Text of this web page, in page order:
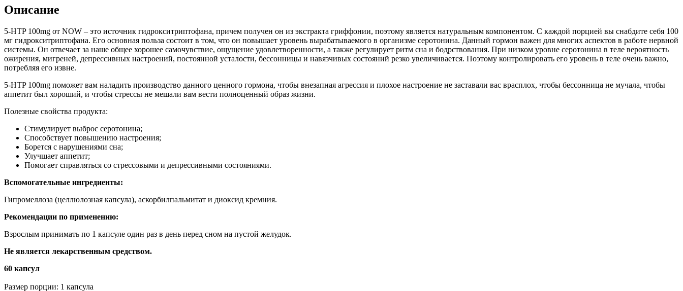
Описание
5-HTP 100mg от NOW – это источник гидрокситриптофана, причем получен он из экстракта гриффонии, поэтому является натуральным компонентом. С каждой порцией вы снабдите себя 100
мг гидрокситриптофана. Его основная польза состоит в том, что он повышает уровень вырабатываемого в организме серотонина. Данный гормон важен для многих аспектов в работе нервной
системы. Он отвечает за наше общее хорошее самочувствие, ощущение удовлетворенности, а также регулирует ритм сна и бодрствования. При низком уровне серотонина в теле вероятность
ожирения, мигреней, депрессивных настроений, постоянной усталости, бессонницы и навязчивых состояний резко увеличивается. Поэтому контролировать его уровень в теле очень важно,
потребляя его извне.
5-HTP 100mg поможет вам наладить производство данного ценного гормона, чтобы внезапная агрессия и плохое настроение не заставали вас врасплох, чтобы бессонница не мучала, чтобы
аппетит был хороший, и чтобы стрессы не мешали вам вести полноценный образ жизни.
Полезные свойства продукта:
Стимулирует выброс серотонина;
Способствует повышению настроения;
Борется с нарушениями сна;
Улучшает аппетит;
Помогает справляться со стрессовыми и депрессивными состояниями.
Вспомогательные ингредиенты:
Гипромеллоза (целлюлозная капсула), аскорбилпальмитат и диоксид кремния.
Рекомендации по применению:
Взрослым принимать по 1 капсуле один раз в день перед сном на пустой желудок.
Не является лекарственным средством.
60 капсул
Размер порции: 1 капсула